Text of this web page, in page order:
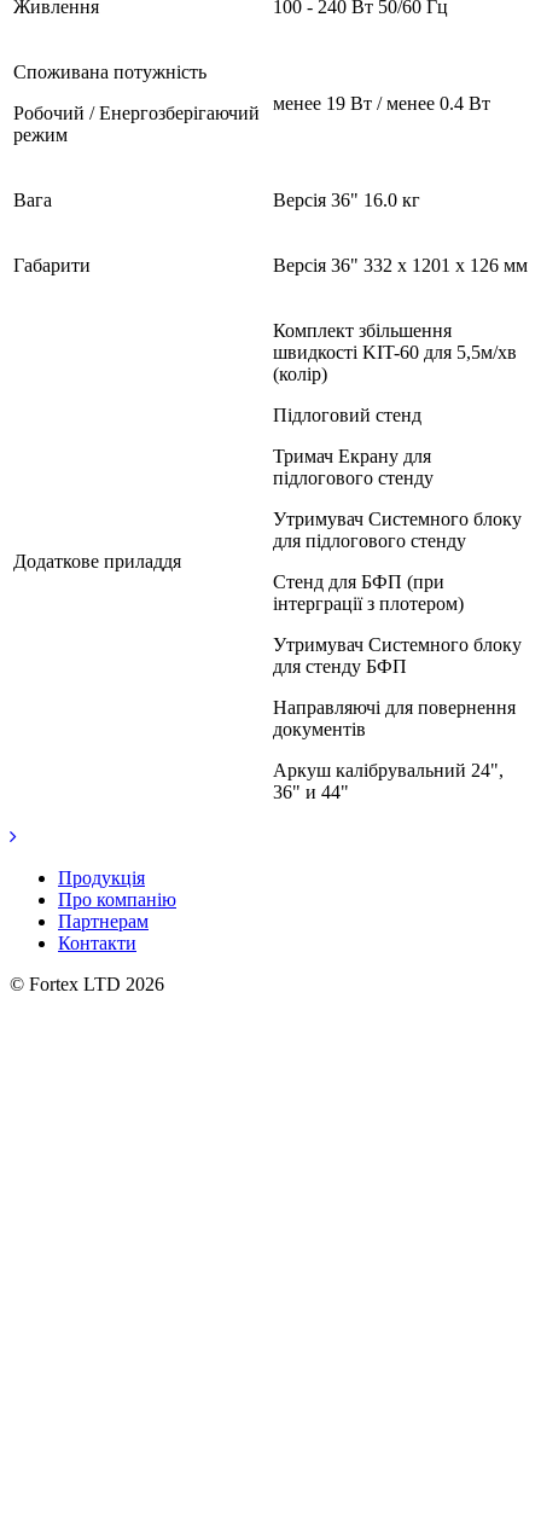
Живлення 100 - 240 Вт 50/60 Гц
Споживана потужність
Робочий / Енергозберігаючий
режим
менее 19 Вт / менее 0.4 Вт
Вага Версія 36" 16.0 кг
Габарити Версія 36" 332 x 1201 x 126 мм
Додаткове приладдя
Комплект збільшення
швидкості KIT-60 для 5,5м/хв
(колір)
Підлоговий стенд
Тримач Екрану для
підлогового стенду
Утримувач Системного блоку
для підлогового стенду
Стенд для БФП (при
інтерграції з плотером)
Утримувач Системного блоку
для стенду БФП
Направляючі для повернення
документів
Аркуш калібрувальний 24",
36" и 44"
Продукція
Про компанію
Партнерам
Контакти
© Fortex LTD 2026